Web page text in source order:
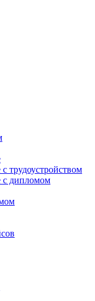
трудоустройством
с дипломом